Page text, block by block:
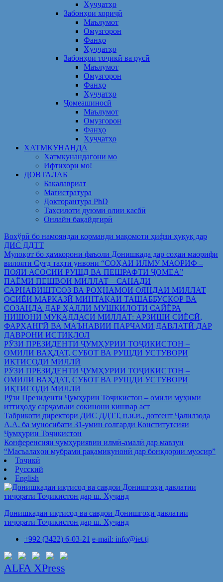
Ҳуҷҷатҳо
Забонҳои хориҷӣ
Маълумот
Омузгорон
Фанҳо
Ҳуҷҷатҳо
Забонҳои тоҷикӣ ва русӣ
Маълумот
Омузгорон
Фанҳо
Ҳуҷҷатҳо
Ҷомеашиносӣ
Маълумот
Омузгорон
Фанҳо
Ҳуҷҷатҳо
ХАТМКУНАНДА
Хатмкунандагони мо
Ифтихори мо!
ДОВТАЛАБ
Бакалавриат
Магистратура
Докторантура PhD
Таҳсилоти дуюми олии касбӣ
Онлайн бақайдгирӣ
Вохўрӣ бо намояндаи корманди мақомоти ҳифзи ҳуқуқ дар
ДИС ДДТТ
Мулоқот бо ҳамкорони фаъоли Донишкада дар соҳаи маорифи
вилояти Суғд таҳти унвони “СОҲАИ ИЛМУ МАОРИФ –
ПОЯИ АСОСИИ РУШД ВА ПЕШРАФТИ ҶОМЕА”
ПАЁМИ ПЕШВОИ МИЛЛАТ – САНАДИ
САРНАВИШТСОЗ ВА РОҲНАМОИ ОЯНДАИ МИЛЛАТ
ОСИЁИ МАРКАЗӢ МИНТАҚАИ ТАШАББУСКОР ВА
СОЗАНДА ДАР ҲАЛЛИ МУШКИЛОТИ САЙЁРА
НИШОНИ МУҚАДДАСИ МИЛЛАТ: АРЗИШИ СИЁСӢ,
ФАРҲАНГӢ ВА МАЪНАВИИ ПАРЧАМИ ДАВЛАТӢ ДАР
ДАВРОНИ ИСТИҚЛОЛ
РӮЗИ ПРЕЗИДЕНТИ ҶУМҲУРИИ ТОҶИКИСТОН –
ОМИЛИ ВАҲДАТ, СУБОТ ВА РУШДИ УСТУВОРИ
ИҚТИСОДИ МИЛЛӢ
РӮЗИ ПРЕЗИДЕНТИ ҶУМҲУРИИ ТОҶИКИСТОН –
ОМИЛИ ВАҲДАТ, СУБОТ ВА РУШДИ УСТУВОРИ
ИҚТИСОДИ МИЛЛӢ
Рўзи Президенти Ҷумҳурии Тоҷикистон – омили муҳими
иттиҳоду сарҷамъии сокинони кишвар аст
Табрикоти директори ДИС ДДТТ, н.и.и., дотсент Ҷалилзода
А.А. ба муносибати 31-умин солгарди Конститутсияи
Ҷумҳурии Тоҷикистон
Конференсияи ҷумҳуриявии илмӣ-амалӣ дар мавзуи
“Масъалаҳои мубрами рақамикунонӣ дар бонкдории муосир”
Тоҷикӣ
Русский
English
Донишкадаи иқтисод ва савдои Донишгоҳи давлатии
тиҷорати Тоҷикистон дар ш. Хуҷанд
+992 (3422) 6-03-21 e-mail: info@iet.tj
ALFA XPress